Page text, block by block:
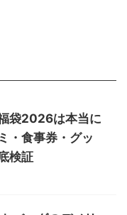
袋2026は本当に
・食事券・グッ
検証